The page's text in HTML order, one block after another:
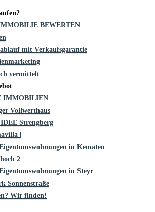
BEWERTEN
mit Verkaufsgarantie
vermittelt
IMMOBILIEN
Vollwerthaus
Strengberg
|
in Kematen
2 |
in Steyr
Sonnenstraße
Wir finden!